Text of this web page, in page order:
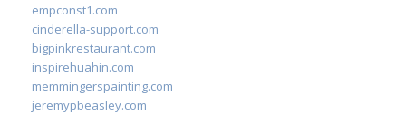
empconst1.com
cinderella-support.com
bigpinkrestaurant.com
inspirehuahin.com
memmingerspainting.com
jeremypbeasley.com